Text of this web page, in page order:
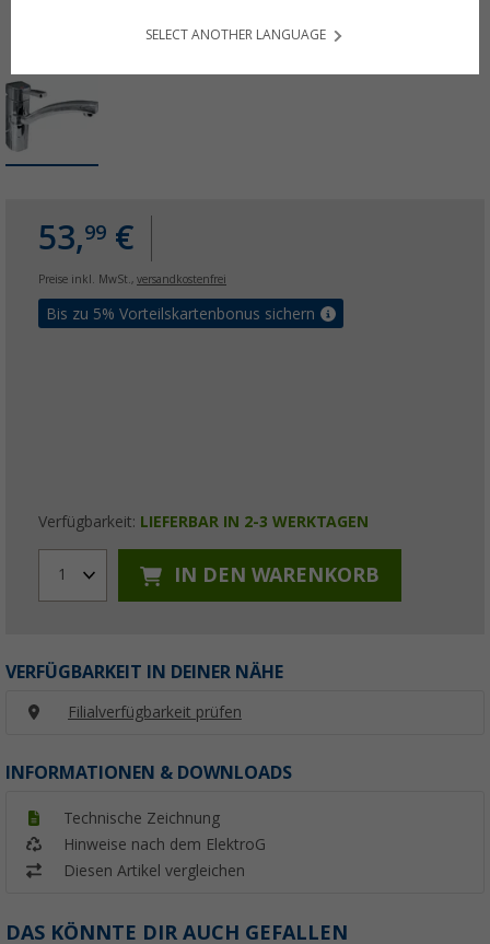
53,99 €
Preise inkl. MwSt., versandkostenfrei
Bis zu 5% Vorteilskartenbonus sichern
Verfügbarkeit: LIEFERBAR IN 2-3 WERKTAGEN
1 IN DEN WARENKORB
VERFÜGBARKEIT IN DEINER NÄHE
Filialverfügbarkeit prüfen
INFORMATIONEN & DOWNLOADS
Technische Zeichnung
Hinweise nach dem ElektroG
Diesen Artikel vergleichen
DAS KÖNNTE DIR AUCH GEFALLEN
SELECT ANOTHER LANGUAGE